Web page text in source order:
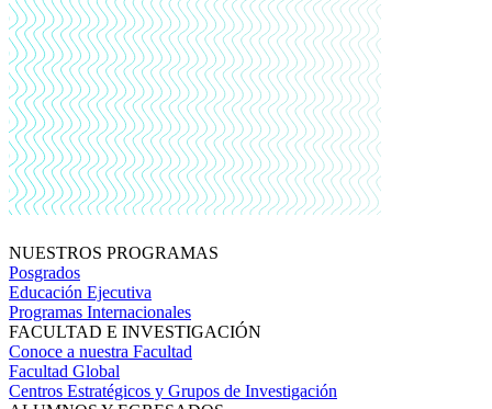
NUESTROS PROGRAMAS
Posgrados
Educación Ejecutiva
Programas Internacionales
FACULTAD E INVESTIGACIÓN
Conoce a nuestra Facultad
Facultad Global
Centros Estratégicos y Grupos de Investigación